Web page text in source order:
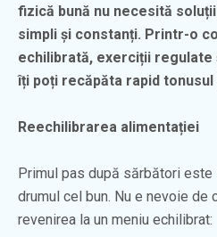
fizică bună nu necesită
simpli și constanți. Printr-o
echilibrată, exerciții regulate
îți poți recăpăta rapid
Reechilibrarea alimentației
Primul pas după sărbători
drumul cel bun. Nu e nevoie de
revenirea la un meniu echilibrat: